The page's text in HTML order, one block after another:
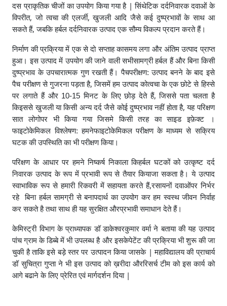
दस प्राकृतिक चीजों का उपयोग किया गया है |सिंथेटिक दर्दनिवारक दवाओं के
विपरीत,जो त्वचा की एलर्जी,खुजली आदि जैसे कई दुष्प्रभावों के साथ आ
सकते हैं,जबकि हर्बल दर्दनिवारक उत्पाद एक सौम्य विकल्प प्रदान करते हैं।
निर्माण की प्रक्रिया में एक से दो सप्ताह कासमय लगा और अंतिम उत्पाद प्राप्त
हुआ। इस उत्पाद में उपयोग की जाने वाली सभीसामग्री हर्बल हैं और बिना किसी
दुष्प्रभाव के उपचारात्मक गुण रखती हैं। पैचपरीक्षण: उत्पाद बनने के बाद इसे
पैच परीक्षण से गुजरना पड़ता है,जिसमें हम उत्पाद कोत्वचा के एक छोटे से हिस्से
पर लगाते हैं और 10-15 मिनट के लिए छोड़ देते हैं,जिससे पता चलता है
किइससे खुजली या किसी अन्य दर्द जैसे कोई दुष्प्रभाव नहीं होता है,यह परिक्षण
सात लोगोपर भी किया गया जिसमे किसी तरह का साइड इफ़ेक्ट ।
फाइटोकेमिकल विश्लेषण: हमनेफाइटोकेमिकल परीक्षण के माध्यम से सक्रिय
घटक की उपस्थिति का भी परीक्षण किया।
परिक्षण के आधार पर हमने निष्कर्ष निकाला किहर्बल घटकों को उत्कृष्ट दर्द
निवारक उत्पाद के रूप में प्रभावी रूप से तैयार कियाजा सकता है। ये उत्पाद
स्वाभाविक रूप से हमारी रिकवरी में सहायता करते हैं,रसायनों दवाओंपर निर्भर
रहे बिना हर्बल सामग्री से बनापदार्थ का उपयोग कर हम स्वस्थ जीवन निर्वाह
कर सकते है तथा साथ ही यह सुरक्षित औरप्रभावी समाधान देते हैं।
केमिस्ट्री विभाग के प्राध्यापक डॉ डाकेश्वरकुमार वर्मा ने बताया की यह उत्पाद
पांच ग्राम के डिब्बे में भी उपलब्ध है और इसकेपेटेंट की प्रक्रिया भी शुरू की जा
चुकी है ताकि इसे बड़े स्तर पर उत्पादन किया जासके |महाविद्यालय की प्राचार्य
डॉ सुचित्रा गुप्ता ने भी इस उत्पाद को ख़रीदा औररिसर्च टीम को इस कार्य को
आगे बढाने के लिए प्रेरित एवं मार्गदर्शन दिया |